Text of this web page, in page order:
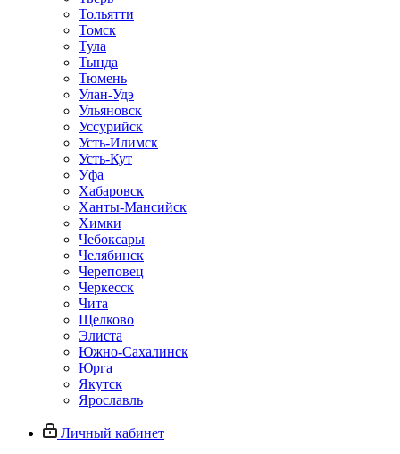
Тольятти
Томск
Тула
Тында
Тюмень
Улан-Удэ
Ульяновск
Уссурийск
Усть-Илимск
Усть-Кут
Уфа
Хабаровск
Ханты-Мансийск
Химки
Чебоксары
Челябинск
Череповец
Черкесск
Чита
Щелково
Элиста
Южно-Сахалинск
Юрга
Якутск
Ярославль
Личный кабинет